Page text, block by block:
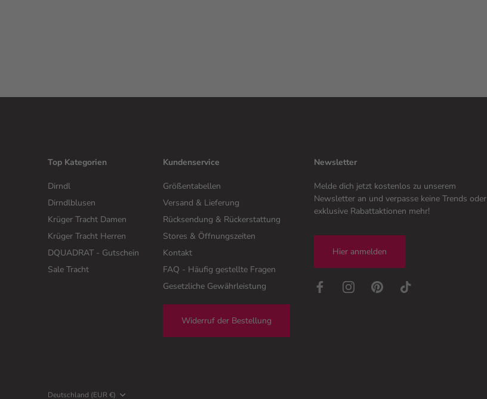
Top Kategorien
Dirndl
Dirndlblusen
Krüger Tracht Damen
Krüger Tracht Herren
DQUADRAT - Gutschein
Sale Tracht
Kundenservice
Größentabellen
Versand & Lieferung
Rücksendung & Rückerstattung
Stores & Öffnungszeiten
Kontakt
FAQ - Häufig gestellte Fragen
Gesetzliche Gewährleistung
Widerruf der Bestellung
Newsletter
Melde dich jetzt kostenlos zu unserem
Newsletter an und verpasse keine Trends oder
exklusive Rabattaktionen mehr!
Hier anmelden
Deutschland (EUR €)